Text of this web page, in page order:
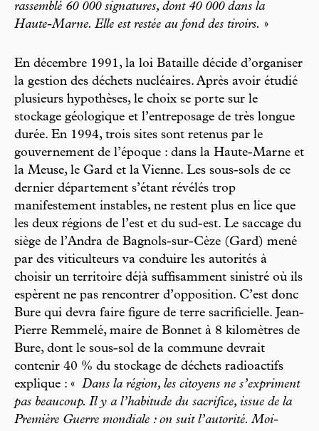
rassemblé 60 000 signatures, dont 40 000 dans la
Haute-Marne. Elle est restée au fond des tiroirs. »
En décembre 1991, la loi Bataille décide d’organiser
la gestion des déchets nucléaires. Après avoir étudié
plusieurs hypothèses, le choix se porte sur le
stockage géologique et l’entreposage de très longue
durée. En 1994, trois sites sont retenus par le
gouvernement de l’époque : dans la Haute-Marne et
la Meuse, le Gard et la Vienne. Les sous-sols de ce
dernier département s’étant révélés trop
manifestement instables, ne restent plus en lice que
les deux régions de l’est et du sud-est. Le saccage du
siège de l’Andra de Bagnols-sur-Cèze (Gard) mené
par des viticulteurs va conduire les autorités à
choisir un territoire déjà suffisamment sinistré où ils
espèrent ne pas rencontrer d’opposition. C’est donc
Bure qui devra faire figure de terre sacrificielle. Jean-
Pierre Remmelé, maire de Bonnet à 8 kilomètres de
Bure, dont le sous-sol de la commune devrait
contenir 40 % du stockage de déchets radioactifs
explique : « Dans la région, les citoyens ne s’expriment
pas beaucoup. Il y a l’habitude du sacrifice, issue de la
Première Guerre mondiale : on suit l’autorité. Moi-